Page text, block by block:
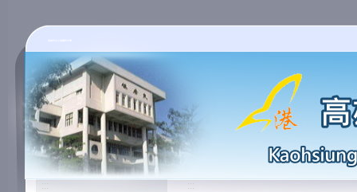
::: :::